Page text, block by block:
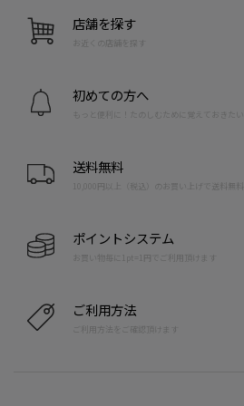
店舗を探す
お近くの店舗を探す
初めての方へ
もっと便利に！たのしむために覚えておきたい
送料無料
10,000円以上（税込）のお買い上げで送料無料
ポイントシステム
お買い物毎に1pt=1円でご利用頂けます
ご利用方法
ご利用方法をご確認頂けます